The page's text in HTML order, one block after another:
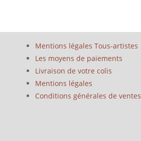
Mentions légales Tous-artistes
Les moyens de paiements
Livraison de votre colis
Mentions légales
Conditions générales de ventes